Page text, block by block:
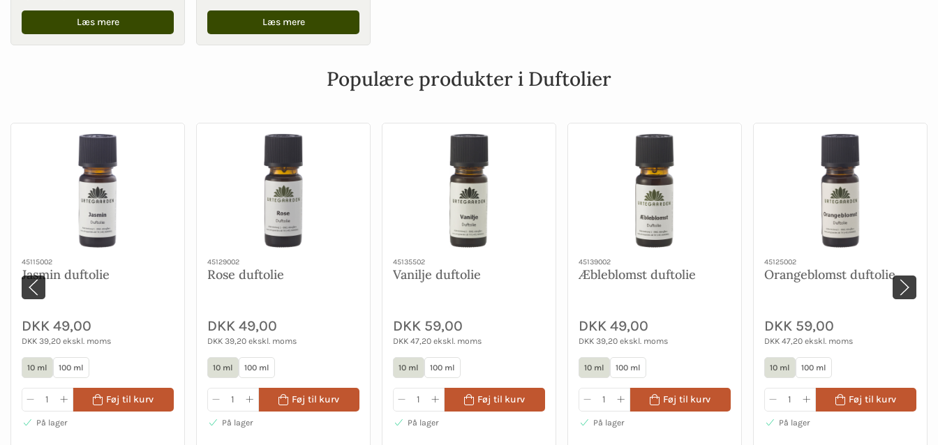
Læs mere Læs mere
Populære produkter i Duftolier
45115002
Jasmin duftolie
DKK 49,00
DKK 39,20 ekskl. moms
10 ml 100 ml
Føj til kurv
På lager
45129002
Rose duftolie
DKK 49,00
DKK 39,20 ekskl. moms
10 ml 100 ml
Føj til kurv
På lager
45135502
Vanilje duftolie
DKK 59,00
DKK 47,20 ekskl. moms
10 ml 100 ml
Føj til kurv
På lager
45139002
Æbleblomst duftolie
DKK 49,00
DKK 39,20 ekskl. moms
10 ml 100 ml
Føj til kurv
På lager
45125002
Orangeblomst duftolie
DKK 59,00
DKK 47,20 ekskl. moms
10 ml 100 ml
Føj til kurv
På lager